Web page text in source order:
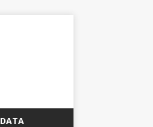
DATA